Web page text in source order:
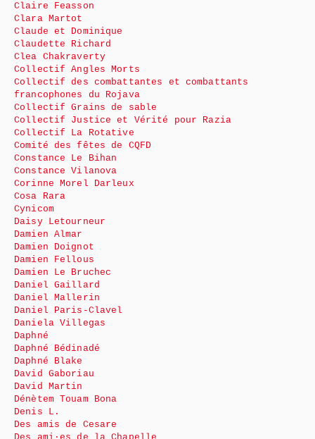
Claire Feasson
Clara Martot
Claude et Dominique
Claudette Richard
Clea Chakraverty
Collectif Angles Morts
Collectif des combattantes et combattants
francophones du Rojava
Collectif Grains de sable
Collectif Justice et Vérité pour Razia
Collectif La Rotative
Comité des fêtes de CQFD
Constance Le Bihan
Constance Vilanova
Corinne Morel Darleux
Cosa Rara
Cynicom
Daisy Letourneur
Damien Almar
Damien Doignot
Damien Fellous
Damien Le Bruchec
Daniel Gaillard
Daniel Mallerin
Daniel Paris-Clavel
Daniela Villegas
Daphné
Daphné Bédinadé
Daphné Blake
David Gaboriau
David Martin
Dénètem Touam Bona
Denis L.
Des amis de Cesare